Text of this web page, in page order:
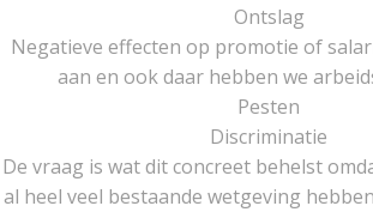
Ontslag
Negatieve effecten op promotie of
aan en ook daar hebben we
Pesten
Discriminatie
De vraag is wat dit concreet behelst
al heel veel bestaande wetgeving